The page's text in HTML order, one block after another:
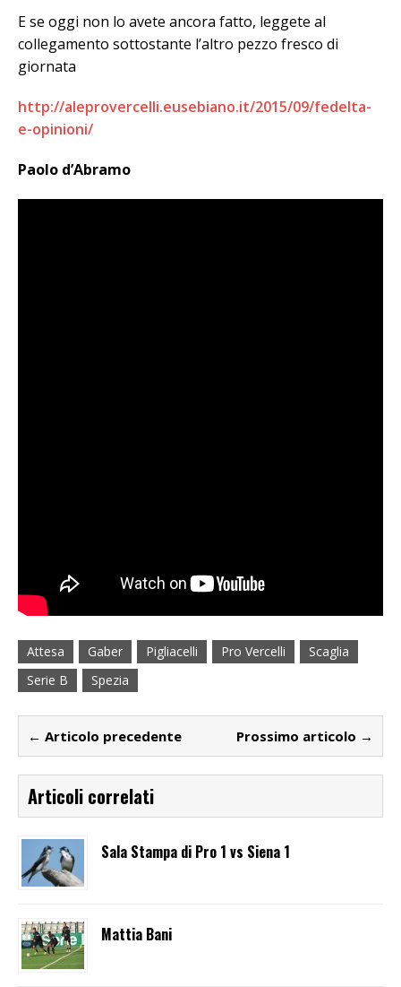
E se oggi non lo avete ancora fatto, leggete al
collegamento sottostante l’altro pezzo fresco di
giornata
http://aleprovercelli.eusebiano.it/2015/09/fedelta-
e-opinioni/
Paolo d’Abramo
Attesa Gaber Pigliacelli Pro Vercelli
Scaglia
Serie B
Spezia
← Articolo precedente Prossimo articolo →
Articoli correlati
Sala Stampa di Pro 1 vs Siena 1
Mattia Bani